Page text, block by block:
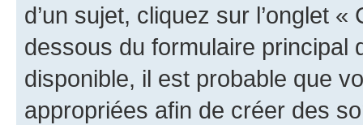
d’un sujet, cliquez sur l’onglet
dessous du formulaire principal
disponible, il est probable que
appropriées afin de créer des